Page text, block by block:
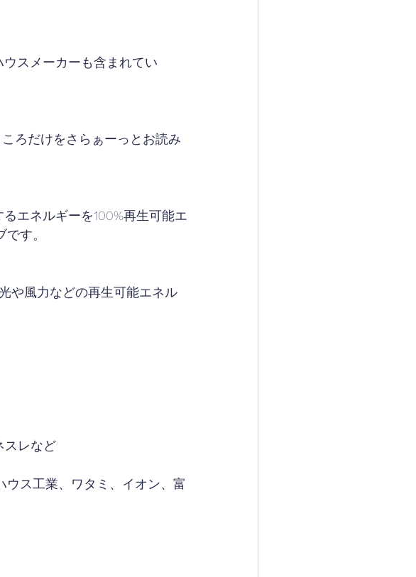
ウスメーカーも含まれてい
ろだけをさらぁーっとお読み
エネルギーを100%再生可能エ
す。
や風力などの再生可能エネル
スレなど
ウス工業、ワタミ、イオン、富